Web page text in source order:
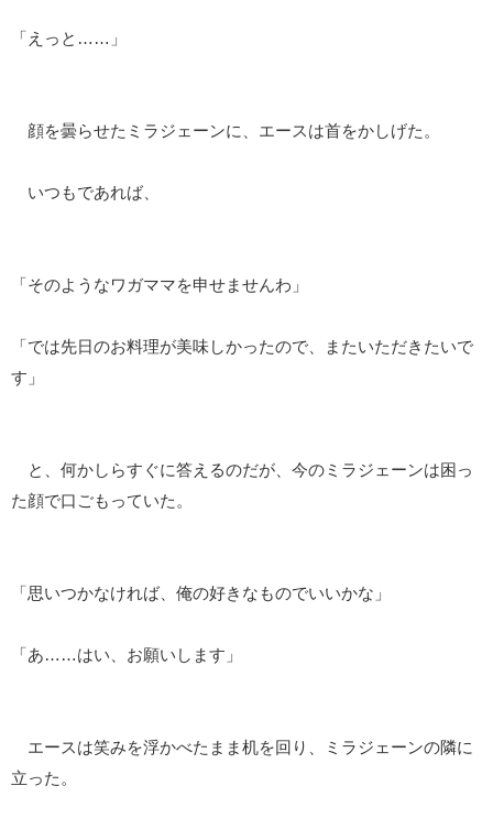
「えっと……」
顔を曇らせたミラジェーンに、エースは首をかしげた。
いつもであれば、
「そのようなワガママを申せませんわ」
「では先日のお料理が美味しかったので、またいただきたいで
す」
と、何かしらすぐに答えるのだが、今のミラジェーンは困っ
た顔で口ごもっていた。
「思いつかなければ、俺の好きなものでいいかな」
「あ……はい、お願いします」
エースは笑みを浮かべたまま机を回り、ミラジェーンの隣に
立った。